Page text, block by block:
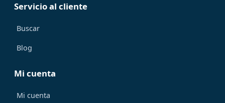
Servicio al cliente
Buscar
Blog
Mi cuenta
Mi cuenta